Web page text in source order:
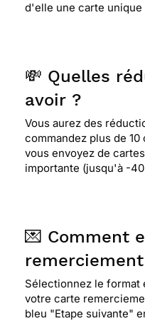
d'elle une carte unique
💸 Quelles
avoir ?
Vous aurez des
commandez plus de
vous envoyez de
importante (jusqu'à -
💌 Comment
Sélectionnez le format
votre carte
bleu "Etape suivante"